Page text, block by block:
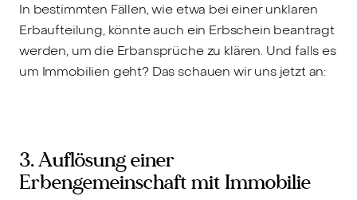
In bestimmten Fällen, wie etwa bei einer unklaren
Erbaufteilung, könnte auch ein Erbschein beantragt
werden, um die Erbansprüche zu klären. Und falls es
um Immobilien geht? Das schauen wir uns jetzt an:
3. Auflösung einer
Erbengemeinschaft mit Immobilie